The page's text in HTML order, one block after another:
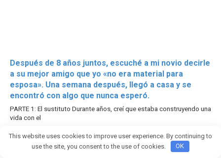
Después de 8 años juntos, escuché a mi novio decirle
a su mejor amigo que yo «no era material para
esposa». Una semana después, llegó a casa y se
encontró con algo que nunca esperó.
PARTE 1: El sustituto Durante años, creí que estaba construyendo una
vida con el
2785
This website uses cookies to improve user experience. By continuing to
use the site, you consent to the use of cookies.
OK